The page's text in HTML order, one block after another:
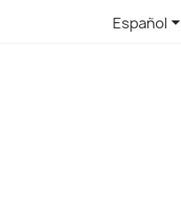
Español